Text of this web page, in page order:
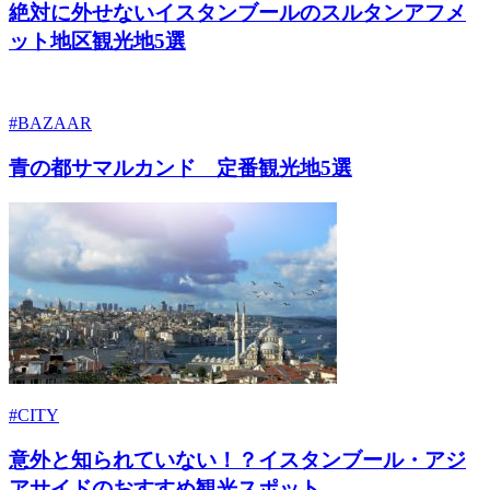
絶対に外せないイスタンブールのスルタンアフメ
ット地区観光地5選
#BAZAAR
青の都サマルカンド 定番観光地5選
#CITY
意外と知られていない！？イスタンブール・アジ